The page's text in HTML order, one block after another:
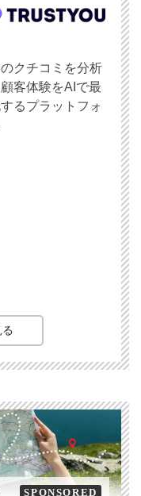
クチコミを分析
客体験をAIで最
るプラットフォ
SPONSORED